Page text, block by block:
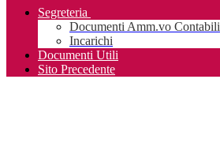
Segreteria
Documenti Amm.vo Contabili
Incarichi
Documenti Utili
Sito Precedente